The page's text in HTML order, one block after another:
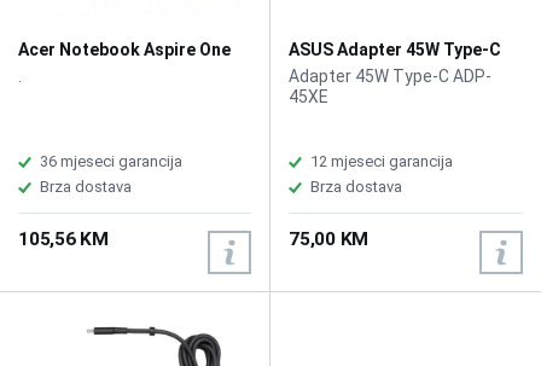
Acer Notebook Aspire One
36 mjeseci garancija
Brza dostava
105,56 KM
ASUS Adapter 45W Type-C
Adapter 45W Type-C ADP-
45XE
12 mjeseci garancija
Brza dostava
75,00 KM